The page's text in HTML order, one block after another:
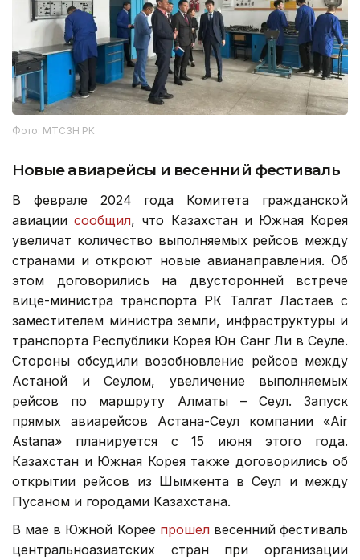
Фото: МТСЗН РК
Новые авиарейсы и весенний фестиваль
В феврале 2024 года Комитета гражданской
авиациисообщил, что Казахстан и Южная Корея
увеличат количество выполняемых рейсов между
странами и откроют новые авианаправления. Об
этом договорились на двусторонней встрече
вице-министра транспорта РК Талгат Ластаев с
заместителем министра земли, инфраструктуры и
транспорта Республики Корея Юн Санг Ли в Сеуле.
Стороны обсудили возобновление рейсов между
Астаной и Сеулом, увеличение выполняемых
рейсов по маршруту Алматы – Сеул. Запуск
прямых авиарейсов Астана-Сеул компании «Air
Astana» планируется с 15 июня этого года.
Казахстан и Южная Корея также договорились об
открытии рейсов из Шымкента в Сеул и между
Пусаном и городами Казахстана.
В мае в Южной Корее прошелвесенний фестиваль
центральноазиатских стран при организации